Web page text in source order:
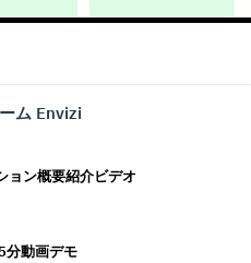
ム Envizi
ョン概要紹介ビデオ
分動画デモ